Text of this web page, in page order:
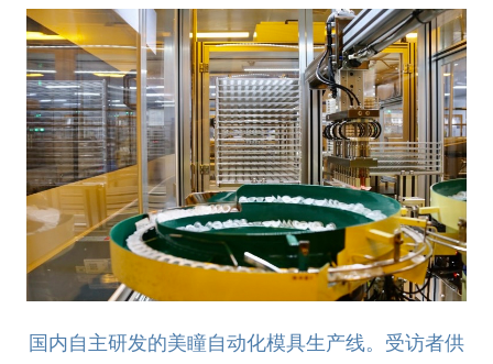
国内自主研发的美瞳自动化模具生产线。受访者供